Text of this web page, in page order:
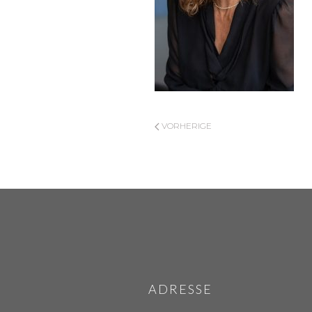
VORHERIGE
ADRESSE